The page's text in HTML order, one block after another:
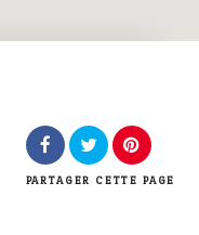
PARTAGER CETTE PAGE